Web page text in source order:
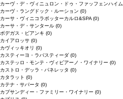
カーヴ・デ・ヴィニュロン・ドゥ・ファッフェンハイム
カーヴ・ラングドック・ルーション (0)
カーサ・ヴィニコラボッターカルロ&SPA (0)
カーサ・デ・サンタール (0)
ボデガス・ビアンキ (0)
カイアロッサ (0)
カヴィッキオリ (0)
カスティーヨ・ラバスティーダ (0)
カステッロ・モンテ・ヴィビアーノ・ワイナリー (0)
カストロ・デッラ・パネレッタ (0)
カタラット (0)
カテナ・サパータ (0)
カプサンディー・ファミリー・ワイナリー (0)